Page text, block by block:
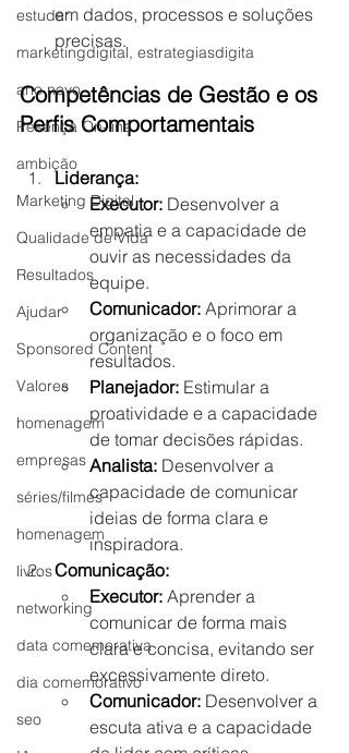
estudar
marketingdigital, estrategiasdigita
ano novo
Pesença On-line
ambição
Marketing Digital
Qualidade de Vida
Resultados
Ajudar
Sponsored Content
Valores
homenagem
empresas
séries/filmes
homenagem
livros
networking
data comemorativa
dia comemorativo
seo
em dados, processos e soluções
precisas.
Competências de Gestão e os
Perfis Comportamentais
Liderança:
Executor: Desenvolver a
empatia e a capacidade de
ouvir as necessidades da
equipe.
Comunicador: Aprimorar a
organização e o foco em
resultados.
Planejador: Estimular a
proatividade e a capacidade
de tomar decisões rápidas.
Analista: Desenvolver a
capacidade de comunicar
ideias de forma clara e
inspiradora.
Comunicação:
Executor: Aprender a
comunicar de forma mais
clara e concisa, evitando ser
excessivamente direto.
Comunicador: Desenvolver a
escuta ativa e a capacidade